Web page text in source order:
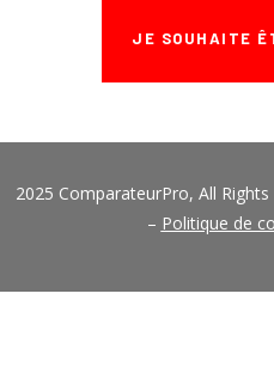
JE SOUHAITE
2025 ComparateurPro, All Rights
– Politique de